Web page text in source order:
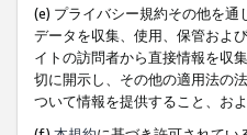
(e) プライバシー規約その他を
データを収集、使用、保管およ
イトの訪問者から直接情報を収
切に開示し、その他の適用法の
ついて情報を提供すること、お